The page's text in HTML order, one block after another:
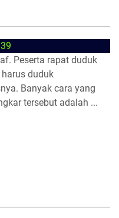
Peserta rapat duduk
duduk
Banyak cara yang
tersebut adalah ...